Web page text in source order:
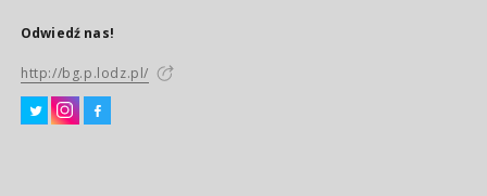
Odwiedź nas!
http://bg.p.lodz.pl/